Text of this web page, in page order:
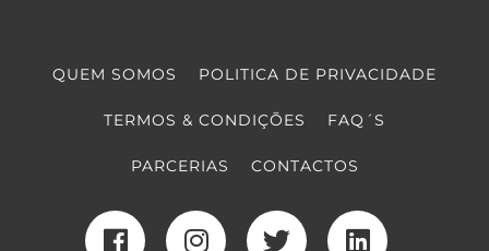
QUEM SOMOS POLITICA DE PRIVACIDADE
TERMOS & CONDIÇÕES FAQ´S
PARCERIAS CONTACTOS